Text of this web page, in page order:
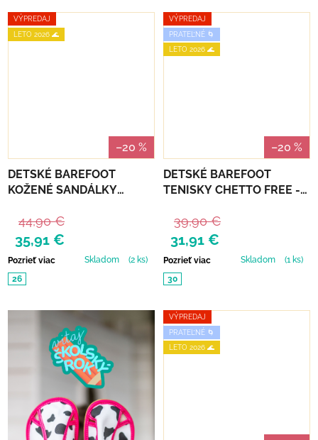
VÝPREDAJ
LETO 2026 🌊
–20 %
DETSKÉ BAREFOOT
KOŽENÉ SANDÁLKY
35,91 €
44,90 €
Pozrieť viac Skladom
(2 ks)
26
VÝPREDAJ
PRATEĽNÉ 🌀
LETO 2026 🌊
–20 %
DETSKÉ BAREFOOT
TENISKY CHETTO FREE -
31,91 €
39,90 €
Pozrieť viac Skladom
(1 ks)
30
VÝPREDAJ
PRATEĽNÉ 🌀
LETO 2026 🌊